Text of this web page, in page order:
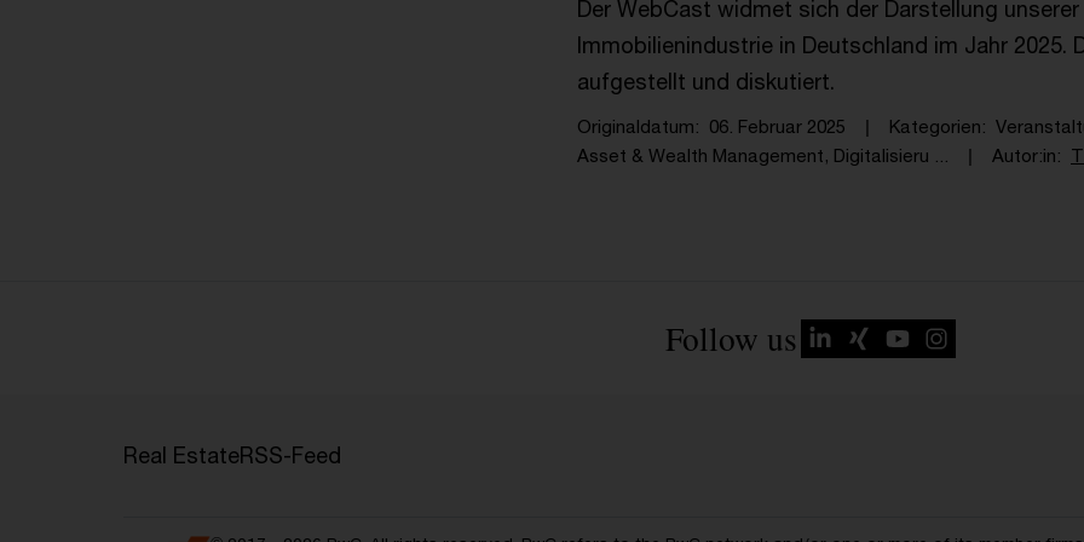
Der WebCast widmet sich der Darstellung
Immobilienindustrie in Deutschland im Jahr 2025.
aufgestellt und diskutiert.
Originaldatum 06. Februar 2025 Kategorien
Asset & Wealth Management, Digitalisieru ...
Autor:in
Follow us
Real EstateRSS-Feed